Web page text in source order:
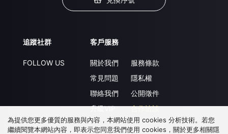
追蹤社群
FOLLOW US
客戶服務
關於我們
常見問題
聯絡我們
升級VIP
服務條款
隱私權
公開徵件
合作洽談
為提供您更多優質的服務與內容，本網站使用 cookies 分析技術。若您
繼續閱覽本網站內容，即表示您同意我們使用 cookies，關於更多相關隱